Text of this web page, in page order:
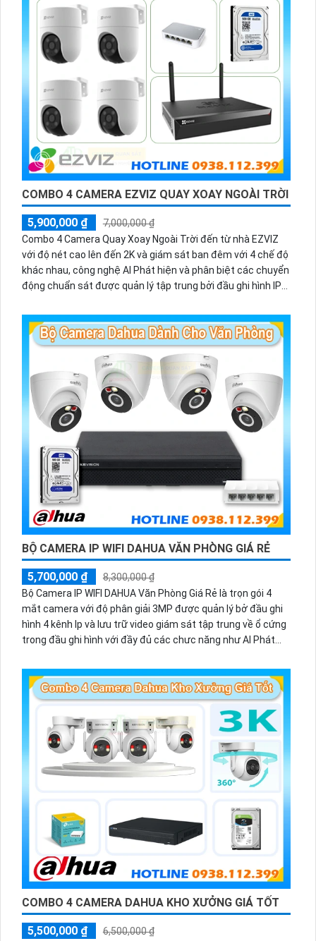
COMBO 4 CAMERA EZVIZ QUAY XOAY NGOÀI TRỜI
5,900,000 ₫
7,000,000 ₫
Combo 4 Camera Quay Xoay Ngoài Trời đến từ nhà EZVIZ
với độ nét cao lên đến 2K và giám sát ban đêm với 4 chế độ
khác nhau, công nghệ AI Phát hiện và phân biệt các chuyển
động chuẩn sát được quản lý tập trung bởi đầu ghi hình IP
BỘ CAMERA IP WIFI DAHUA VĂN PHÒNG GIÁ RẺ
5,700,000 ₫
8,300,000 ₫
Bộ Camera IP WIFI DAHUA Văn Phòng Giá Rẻ là trọn gói 4
mắt camera với độ phân giải 3MP được quản lý bở đầu ghi
hình 4 kênh Ip và lưu trữ video giám sát tập trung về ổ cứng
trong đầu ghi hình với đầy đủ các chưc năng như AI Phát
có màu vào ban đêm
COMBO 4 CAMERA DAHUA KHO XƯỞNG GIÁ TỐT
5,500,000 ₫
6,500,000 ₫